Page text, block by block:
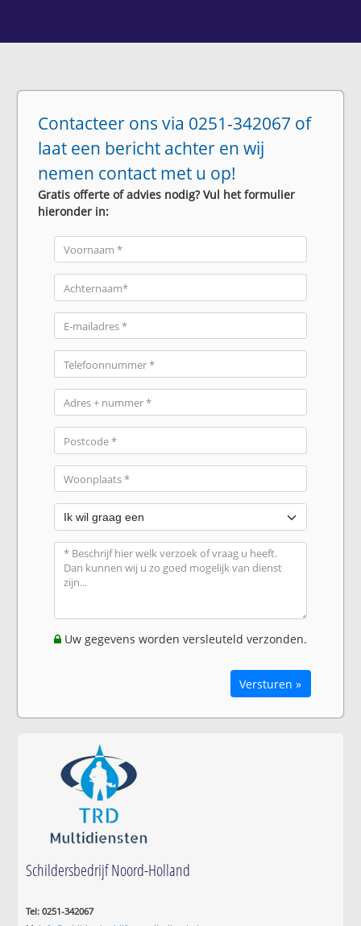
Contacteer ons via 0251-342067 of
laat een bericht achter en wij
nemen contact met u op!
Gratis offerte of advies nodig? Vul het formulier
hieronder in:
Uw gegevens worden versleuteld verzonden.
Versturen »
Schildersbedrijf Noord-Holland
Tel: 0251-342067